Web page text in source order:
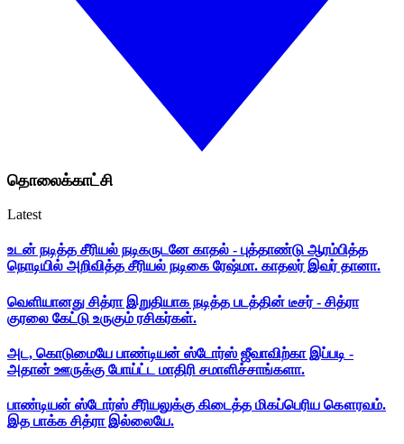
தொலைக்காட்சி
Latest
உடன் நடித்த சீரியல் நடிகருடனே காதல் - புத்தாண்டு ஆரம்பித்த
நொடியில் அறிவித்த சீரியல் நடிகை ரேஷ்மா. காதலர் இவர் தானா.
வெளியானது சித்ரா இறுதியாக நடித்த படத்தின் டீசர் - சித்ரா
குரலை கேட்டு உருகும் ரசிகர்கள்.
அட, கொடுமையே பாண்டியன் ஸ்டோர்ஸ் ஜீவாவிற்கா இப்படி -
அதான் ஊருக்கு போய்ட்ட மாதிரி சமாளிச்சாங்களா.
பாண்டியன் ஸ்டோர்ஸ் சீரியலுக்கு கிடைத்த மிகப்பெரிய கௌரவம்.
இத பாக்க சித்ரா இல்லையே.